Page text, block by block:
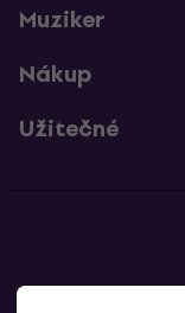
Muziker
Nákup
Užitečné